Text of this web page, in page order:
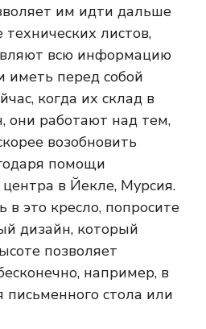
им идти дальше
листов,
всю информацию
иметь перед собой
когда их склад в
они работают над тем,
возобновить
помощи
в Йекле, Мурсия.
это кресло, попросите
дизайн, который
позволяет
например, в
письменного стола или